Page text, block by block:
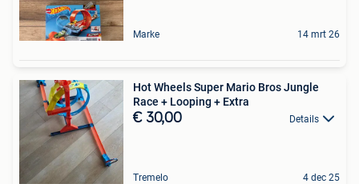
Marke 14 mrt 26
Hot Wheels Super Mario Bros Jungle
Race + Looping + Extra
€ 30,00 Details
Tremelo 4 dec 25